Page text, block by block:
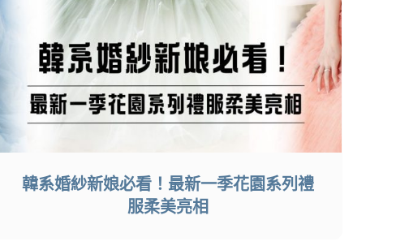
韓系婚紗新娘必看！最新一季花園系列禮
服柔美亮相